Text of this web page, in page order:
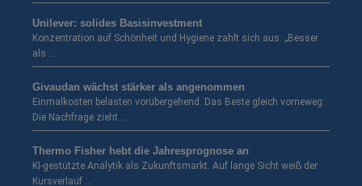
Unilever: solides Basisinvestment
Konzentration auf Schönheit und Hygiene zahlt sich aus. „Besser
als …
Givaudan wächst stärker als angenommen
Einmalkosten belasten vorübergehend. Das Beste gleich vorneweg:
Die Nachfrage zieht …
Thermo Fisher hebt die Jahresprognose an
KI-gestützte Analytik als Zukunftsmarkt. Auf lange Sicht weiß der
Kursverlauf …